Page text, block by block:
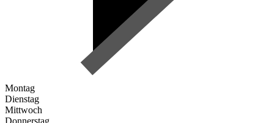
Montag
Dienstag
Mittwoch